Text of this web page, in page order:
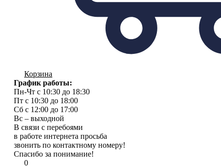
Корзина
График работы:
Пн-Чт с 10:30 до 18:30
Пт с 10:30 до 18:00
Сб с 12:00 до 17:00
Вс – выходной
В связи с перебоями
в работе интернета просьба
звонить по контактному номеру!
Спасибо за понимание!
0